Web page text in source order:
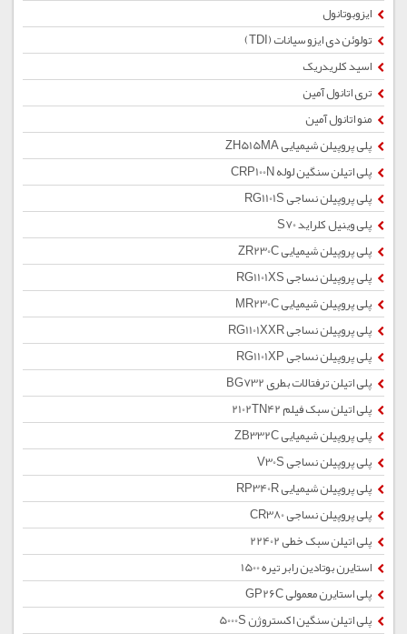
ایزوبوتانول
تولوئن دی ایزو سیانات (TDI)
اسید کلریدریک
تری اتانول آمین
منو اتانول آمین
پلی پروپیلن شیمیایی ZH515MA
پلی اتیلن سنگین لوله CRP100N
پلی پروپیلن نساجی RG1101S
پلی وینیل کلراید S70
پلی پروپیلن شیمیایی ZR230C
پلی پروپیلن نساجی RG1101XS
پلی پروپیلن شیمیایی MR230C
پلی پروپیلن نساجی RG1101XXR
پلی پروپیلن نساجی RG1101XP
پلی اتیلن ترفتالات بطری BG732
پلی اتیلن سبک فیلم 2102TN42
پلی پروپیلن شیمیایی ZB332C
پلی پروپیلن نساجی V30S
پلی پروپیلن شیمیایی RP340R
پلی پروپیلن نساجی CR380
پلی اتیلن سبک خطی 22402
استایرن بوتادین رابر تیره 1500
پلی استایرن معمولی GP26C
پلی اتیلن سنگین اکستروژن 5000S